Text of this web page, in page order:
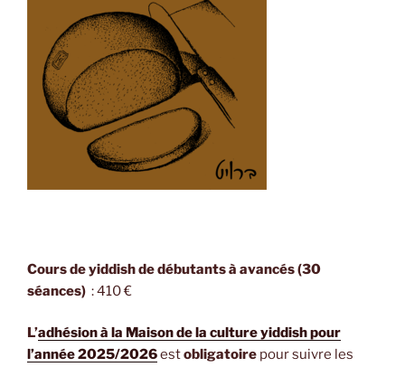
Cours de yiddish de débutants à avancés (30
séances) : 410 €
L’adhésion à la Maison de la culture yiddish pour
l’année 2025/2026estobligatoire pour suivre les